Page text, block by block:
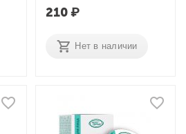
210₽
Нет в наличии